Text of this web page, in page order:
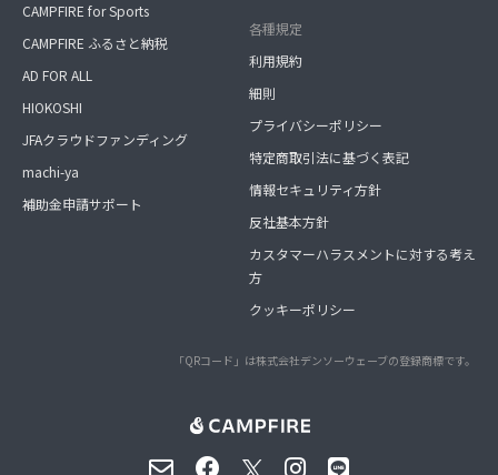
CAMPFIRE for Sports
CAMPFIRE ふるさと納税
AD FOR ALL
HIOKOSHI
JFAクラウドファンディング
machi-ya
補助金申請サポート
各種規定
利用規約
細則
プライバシーポリシー
特定商取引法に基づく表記
情報セキュリティ方針
反社基本方針
カスタマーハラスメントに対する考え
方
クッキーポリシー
「QRコード」は株式会社デンソーウェーブの登録商標です。